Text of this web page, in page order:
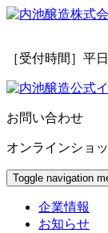
［受付時間］平
お問い合わせ
オンラインショ
Toggle navigation
企業情報
お知らせ